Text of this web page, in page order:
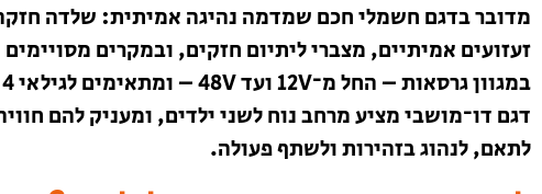
מדובר בדגם חשמלי חכם שמדמה נהיגה אמיתית: שלדה
זעזועים אמיתיים, מצברי ליתיום חזקים, ובמקרים
במגוון גרסאות – החל מ־12V ועד 48V – ומתאימים לגילאי 4 עד 10, בהתאם לדגם.
דגם דו־מושבי מציע מרחב נוח לשני ילדים, ומעניק להם
לתאם, לנהוג בזהירות ולשתף פעולה.